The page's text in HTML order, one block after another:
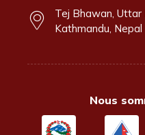
Tej Bhawan, Uttar
Kathmandu, Nepal
Nous